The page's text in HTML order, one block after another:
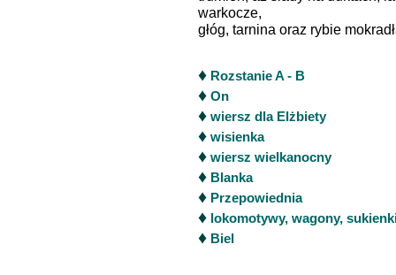
warkocze,
głóg, tarnina oraz rybie
♦ Rozstanie A - B
♦ On
♦ wiersz dla Elżbiety
♦ wisienka
♦ wiersz wielkanocny
♦ Blanka
♦ Przepowiednia
♦ lokomotywy, wagony,
♦ Biel